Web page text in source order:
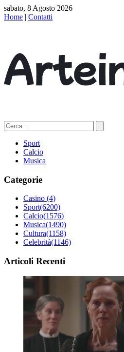
sabato, 8 Agosto 2026
Home | Contatti
Sport
Calcio
Musica
Categorie
Casino (4)
Sport(6200)
Calcio(1576)
Musica(1490)
Cultura(1158)
Celebrità(1146)
Articoli Recenti